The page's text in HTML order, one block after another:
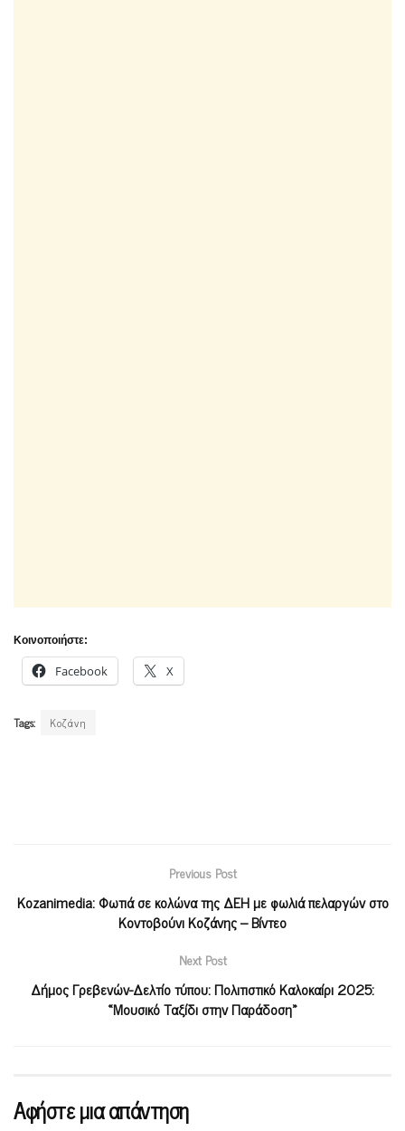
Κοινοποιήστε:
Facebook X
Tags: Κοζάνη
Previous Post
Kozanimedia: Φωτιά σε κολώνα της ΔΕΗ με φωλιά πελαργών στο
Κοντοβούνι Κοζάνης – Βίντεο
Next Post
Δήμος Γρεβενών-Δελτίο τύπου: Πολιτιστικό Καλοκαίρι 2025:
«Μουσικό Ταξίδι στην Παράδοση»
Αφήστε μια απάντηση